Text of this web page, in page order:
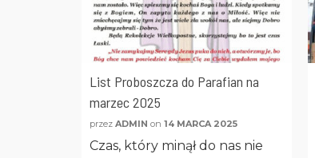
List Proboszcza do Parafian na
marzec 2025
przez ADMIN on 14 MARCA 2025
Czas, który minął do nas nie